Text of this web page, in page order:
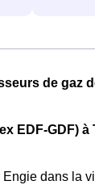
de gaz
EDF-GDF) à
Engie dans la